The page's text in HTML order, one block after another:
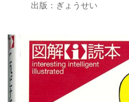
出版：ぎょうせい